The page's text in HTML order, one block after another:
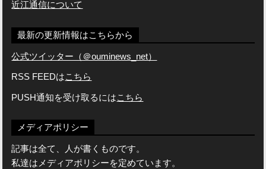
近江通信について
最新の更新情報はこちらから
公式ツイッター（＠ouminews_net）
RSS FEEDはこちら
PUSH通知を受け取るにはこちら
メディアポリシー
記事は全て、人が書くものです。
私達はメディアポリシーを定めています。